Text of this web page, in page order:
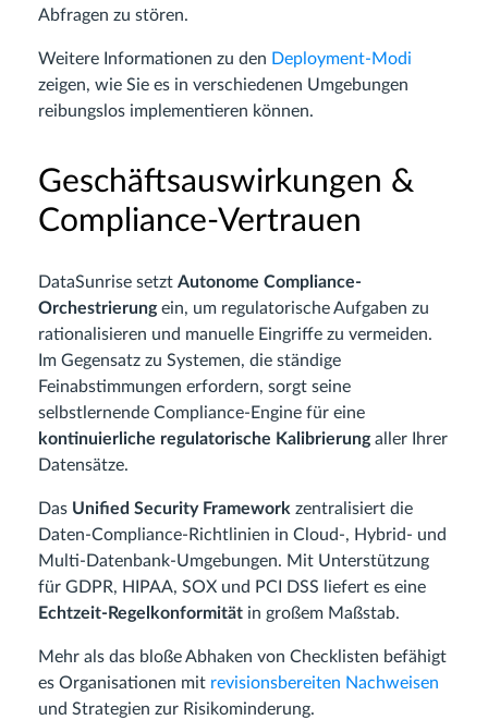
Abfragen zu stören.
Weitere Informationen zu den Deployment-Modi
zeigen, wie Sie es in verschiedenen Umgebungen
reibungslos implementieren können.
Geschäftsauswirkungen &
Compliance-Vertrauen
DataSunrise setzt Autonome Compliance-
Orchestrierungein, um regulatorische Aufgaben zu
rationalisieren und manuelle Eingriffe zu vermeiden.
Im Gegensatz zu Systemen, die ständige
Feinabstimmungen erfordern, sorgt seine
selbstlernende Compliance-Engine für eine
kontinuierliche regulatorische Kalibrierungaller Ihrer
Datensätze.
Das Unified Security Framework zentralisiert die
Daten-Compliance-Richtlinien in Cloud-, Hybrid- und
Multi-Datenbank-Umgebungen. Mit Unterstützung
für GDPR, HIPAA, SOX und PCI DSS liefert es eine
Echtzeit-Regelkonformität in großem Maßstab.
Mehr als das bloße Abhaken von Checklisten befähigt
es Organisationen mit revisionsbereiten Nachweisen
und Strategien zur Risikominderung.